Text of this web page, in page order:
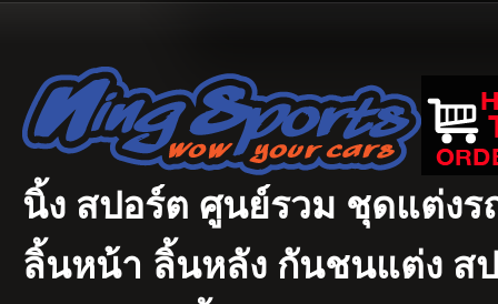
นิ้ง สปอร์ต ศูนย์รวม ชุดแต่งร
ลิ้นหน้า ลิ้นหลัง กันชนแต่ง สป